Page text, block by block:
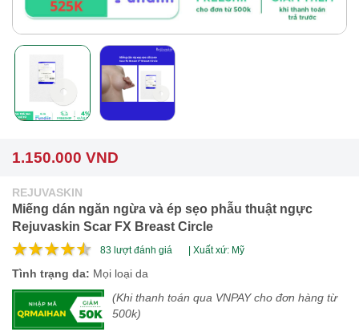
1.150.000 VND
REJUVASKIN
Miếng dán ngăn ngừa và ép sẹo phẫu thuật ngực
Rejuvaskin Scar FX Breast Circle
83 lượt đánh giá | Xuất xứ: Mỹ
Tình trạng da: Mọi loại da
(Khi thanh toán qua VNPAY cho đơn hàng từ
500k)